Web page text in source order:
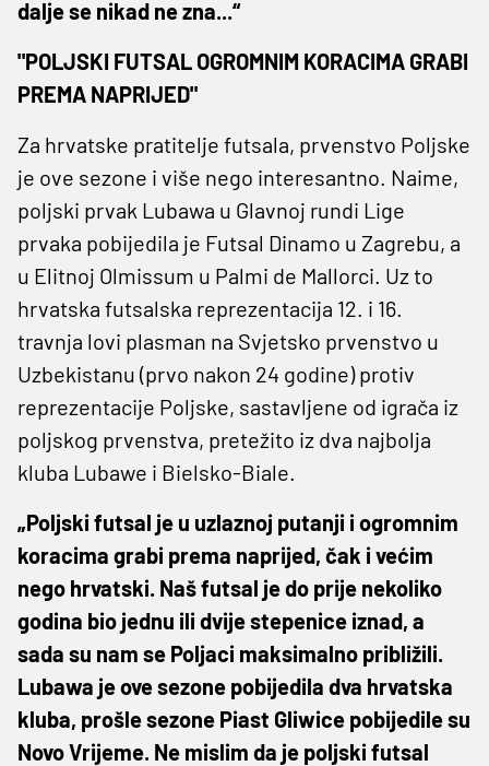
dalje se nikad ne zna...“
"POLJSKI FUTSAL OGROMNIM KORACIMA GRABI
PREMA NAPRIJED"
Za hrvatske pratitelje futsala, prvenstvo Poljske
je ove sezone i više nego interesantno. Naime,
poljski prvak Lubawa u Glavnoj rundi Lige
prvaka pobijedila je Futsal Dinamo u Zagrebu, a
u Elitnoj Olmissum u Palmi de Mallorci. Uz to
hrvatska futsalska reprezentacija 12. i 16.
travnja lovi plasman na Svjetsko prvenstvo u
Uzbekistanu (prvo nakon 24 godine) protiv
reprezentacije Poljske, sastavljene od igrača iz
poljskog prvenstva, pretežito iz dva najbolja
kluba Lubawe i Bielsko-Biale.
„Poljski futsal je u uzlaznoj putanji i ogromnim
koracima grabi prema naprijed, čak i većim
nego hrvatski. Naš futsal je do prije nekoliko
godina bio jednu ili dvije stepenice iznad, a
sada su nam se Poljaci maksimalno približili.
Lubawa je ove sezone pobijedila dva hrvatska
kluba, prošle sezone Piast Gliwice pobijedile su
Novo Vrijeme. Ne mislim da je poljski futsal